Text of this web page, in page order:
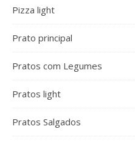
Pizza light
Prato principal
Pratos com Legumes
Pratos light
Pratos Salgados